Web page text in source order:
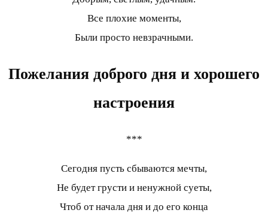
Все плохие моменты,
Были просто невзрачными.
Пожелания доброго дня и хорошего
настроения
***
Сегодня пусть сбываются мечты,
Не будет грусти и ненужной суеты,
Чтоб от начала дня и до его конца